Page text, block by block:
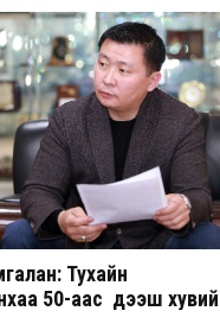
Тухайн
50-аас дээш
иргэдээс